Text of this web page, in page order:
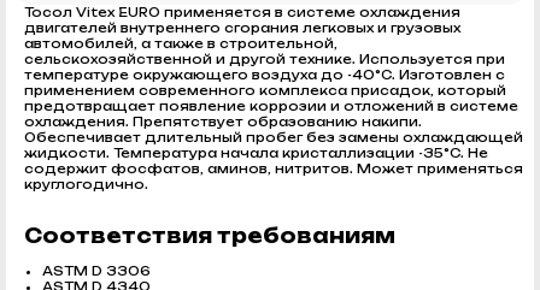
Тосол Vitex EURO применяется в системе охлаждения
двигателей внутреннего сгорания легковых и грузовых
автомобилей, а также в строительной,
сельскохозяйственной и другой технике. Используется при
температуре окружающего воздуха до -40°С. Изготовлен с
применением современного комплекса присадок, который
предотвращает появление коррозии и отложений в системе
охлаждения. Препятствует образованию накипи.
Обеспечивает длительный пробег без замены охлаждающей
жидкости. Температура начала кристаллизации -35°С. Не
содержит фосфатов, аминов, нитритов. Может применяться
круглогодично.
Соответствия требованиям
ASTM D 3306
ASTM D 4340